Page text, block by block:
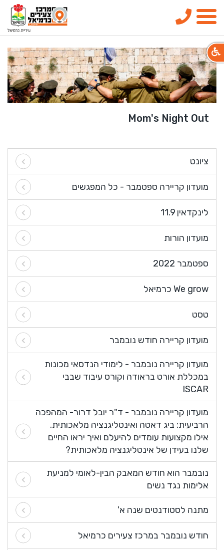
תפריט
ציונט
מועדון קריירה ספטמבר - כל המפגשים
לינקדאין 11.9
מועדון הורות
ספטמבר 2022
We grow כרמיאל
טסט
מועדון קריירה חודש נובמבר
מועדון קריירה נובמבר - לימודי הנדסאי מכונות
במכללת אורט בראודה וקורס עיבוד שבבי
ISCAR
מועדון קריירה נובמבר - ד"ר יובל דרור- המהפכה
הרביעית: ביג דאטה ואינטליגנציה מלאכותית.
אילו מקצועות עומדים להיעלם ואיך יראו החיים
שלנו בעידן של אינטליגנציה מלאכותית?
נובמבר הוא חודש המאבק הבין-לאומי למניעת
אלימות נגד נשים
מתנה לסטודנטים שנה א'
חודש נובמבר במרכז צעירים כרמיאל
Mom's Night Out